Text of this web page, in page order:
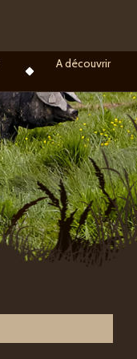
A découvrir